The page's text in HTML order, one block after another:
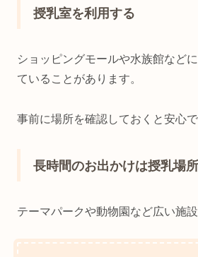
授乳室を利用する
ショッピングモールや水族館など
ていることがあります。
事前に場所を確認しておくと安心で
長時間のお出かけは授乳場
テーマパークや動物園など広い施